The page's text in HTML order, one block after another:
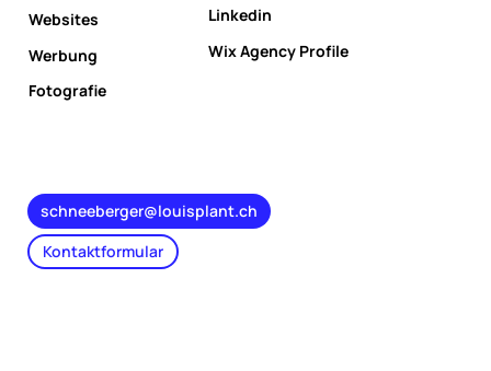
Websites
Werbung
Fotografie
Linkedin
Wix Agency Profile
schneeberger@louisplant.ch
Kontaktformular